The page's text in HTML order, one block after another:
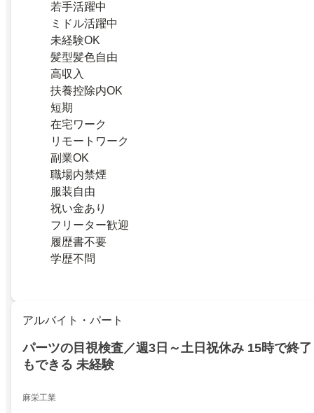
若手活躍中
ミドル活躍中
未経験OK
髪型髪色自由
高収入
扶養控除内OK
短期
在宅ワーク
リモートワーク
副業OK
職場内禁煙
服装自由
祝い金あり
フリーター歓迎
履歴書不要
学歴不問
アルバイト・パート
パーツの目視検査／週3日～土日祝休み 15時で終
もできる 未経験
麻栄工業